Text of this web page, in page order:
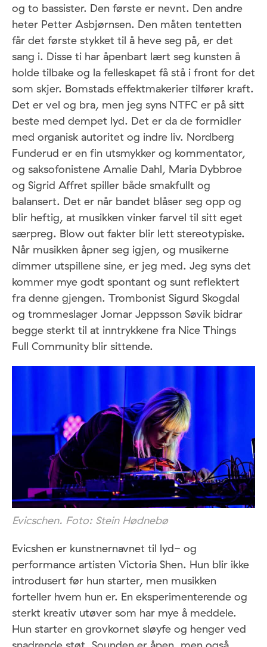
og to bassister. Den første er nevnt. Den andre
heter Petter Asbjørnsen. Den måten tentetten
får det første stykket til å heve seg på, er det
sang i. Disse ti har åpenbart lært seg kunsten å
holde tilbake og la felleskapet få stå i front for det
som skjer. Bomstads effektmakerier tilfører kraft.
Det er vel og bra, men jeg syns NTFC er på sitt
beste med dempet lyd. Det er da de formidler
med organisk autoritet og indre liv. Nordberg
Funderud er en fin utsmykker og kommentator,
og saksofonistene Amalie Dahl, Maria Dybbroe
og Sigrid Affret spiller både smakfullt og
balansert. Det er når bandet blåser seg opp og
blir heftig, at musikken vinker farvel til sitt eget
særpreg. Blow out fakter blir lett stereotypiske.
Når musikken åpner seg igjen, og musikerne
dimmer utspillene sine, er jeg med. Jeg syns det
kommer mye godt spontant og sunt reflektert
fra denne gjengen. Trombonist Sigurd Skogdal
og trommeslager Jomar Jeppsson Søvik bidrar
begge sterkt til at inntrykkene fra Nice Things
Full Community blir sittende.
Evicschen. Foto: Stein Hødnebø
Evicshen er kunstnernavnet til lyd- og
performance artisten Victoria Shen. Hun blir ikke
introdusert før hun starter, men musikken
forteller hvem hun er. En eksperimenterende og
sterkt kreativ utøver som har mye å meddele.
Hun starter en grovkornet sløyfe og henger ved